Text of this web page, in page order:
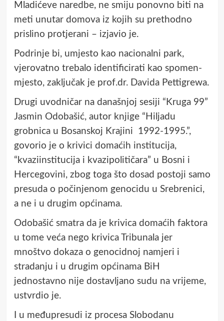
Mladićeve naredbe, ne smiju ponovno biti na
meti unutar domova iz kojih su prethodno
prislino protjerani – izjavio je.
Podrinje bi, umjesto kao nacionalni park,
vjerovatno trebalo identificirati kao spomen-
mjesto, zaključak je prof.dr. Davida Pettigrewa.
Drugi uvodničar na današnjoj sesiji “Kruga 99”
Jasmin Odobašić, autor knjige “Hiljadu
grobnica u Bosanskoj Krajini 1992-1995.”,
govorio je o krivici domaćih institucija,
“kvaziinstitucija i kvazipolitičara” u Bosni i
Hercegovini, zbog toga što dosad postoji samo
presuda o počinjenom genocidu u Srebrenici,
a ne i u drugim općinama.
Odobašić smatra da je krivica domaćih faktora
u tome veća nego krivica Tribunala jer
mnoštvo dokaza o genocidnoj namjeri i
stradanju i u drugim općinama BiH
jednostavno nije dostavljano sudu na vrijeme,
ustvrdio je.
I u međupresudi iz procesa Slobodanu